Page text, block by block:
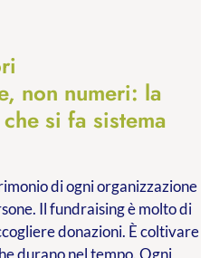
non numeri: la
si fa sistema
di ogni organizzazione
Il fundraising è molto di
donazioni. È coltivare
durano nel tempo. Ogni